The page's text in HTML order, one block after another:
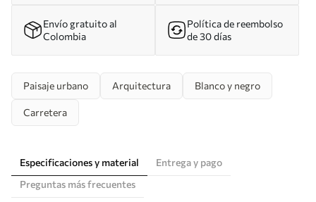
Envío gratuito al
Colombia
Política de reembolso
de 30 días
Paisaje urbano Arquitectura Blanco y negro
Carretera
Especificaciones y material
Entrega y pago
Preguntas más frecuentes